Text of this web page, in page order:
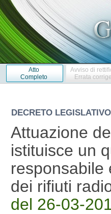
Atto
Completo
Avviso di
Errata corrige
DECRETO LEGISLATIVO
Attuazione
istituisce un
responsabile
dei rifiuti
del 26-03-